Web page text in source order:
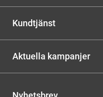
Kundtjänst
Aktuella kampanjer